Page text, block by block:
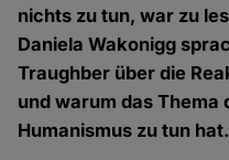
nichts zu tun, war zu
Daniela Wakonigg
Traughber über die
und warum das Thema
Humanismus zu tun hat.